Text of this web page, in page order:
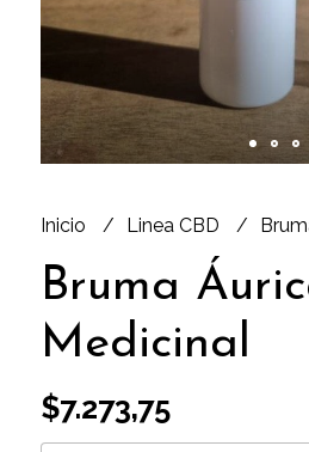
Inicio Linea CBD
Bruma
Medicinal
$7.273,75